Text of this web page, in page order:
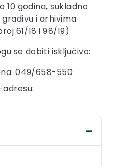
godina, sukladno
i arhivima
61/18 i 98/19)
se dobiti isključivo:
049/658-550